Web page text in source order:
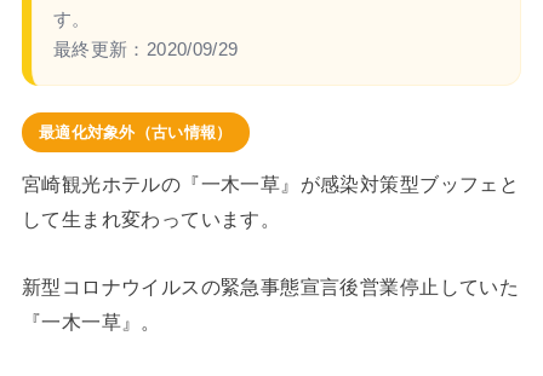
す。
最終更新： 2020/09/29
最適化対象外（古い情報）
宮崎観光ホテルの『一木一草』が感染対策型ブッフェと
して生まれ変わっています。
新型コロナウイルスの緊急事態宣言後営業停止していた
『一木一草』。